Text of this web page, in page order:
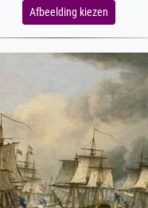
Afbeelding kiezen